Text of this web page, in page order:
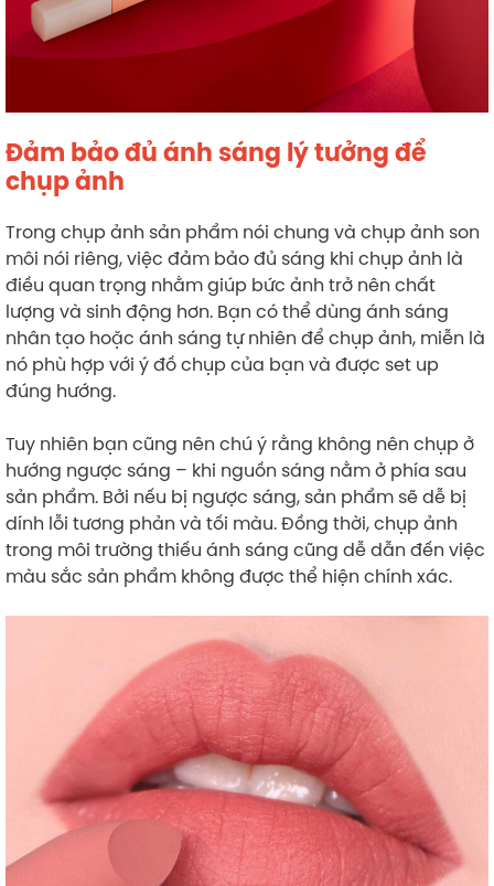
Đảm bảo đủ ánh sáng lý tưởng để
chụp ảnh
Trong chụp ảnh sản phẩm nói chung và chụp ảnh son
môi nói riêng, việc đảm bảo đủ sáng khi chụp ảnh là
điều quan trọng nhằm giúp bức ảnh trở nên chất
lượng và sinh động hơn. Bạn có thể dùng ánh sáng
nhân tạo hoặc ánh sáng tự nhiên để chụp ảnh, miễn là
nó phù hợp với ý đồ chụp của bạn và được set up
đúng hướng.
Tuy nhiên bạn cũng nên chú ý rằng không nên chụp ở
hướng ngược sáng – khi nguồn sáng nằm ở phía sau
sản phẩm. Bởi nếu bị ngược sáng, sản phẩm sẽ dễ bị
dính lỗi tương phản và tối màu. Đồng thời, chụp ảnh
trong môi trường thiếu ánh sáng cũng dễ dẫn đến việc
màu sắc sản phẩm không được thể hiện chính xác.